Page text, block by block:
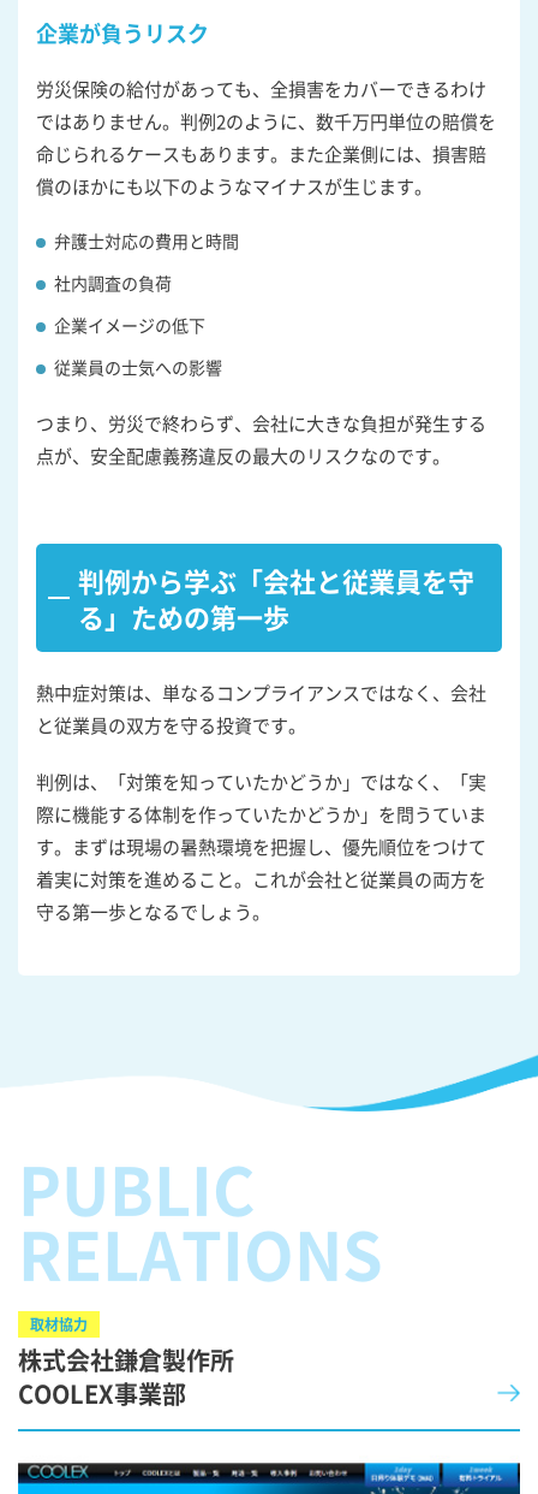
企業が負うリスク
労災保険の給付があっても、全損害をカバーできるわけ
ではありません。判例2のように、数千万円単位の賠償を
命じられるケースもあります。また企業側には、損害賠
償のほかにも以下のようなマイナスが生じます。
弁護士対応の費用と時間
社内調査の負荷
企業イメージの低下
従業員の士気への影響
つまり、労災で終わらず、会社に大きな負担が発生する
点が、安全配慮義務違反の最大のリスクなのです。
判例から学ぶ「会社と従業員を守
る」ための第一歩
熱中症対策は、単なるコンプライアンスではなく、会社
と従業員の双方を守る投資です。
判例は、「対策を知っていたかどうか」ではなく、「実
際に機能する体制を作っていたかどうか」を問うていま
す。まずは現場の暑熱環境を把握し、優先順位をつけて
着実に対策を進めること。これが会社と従業員の両方を
守る第一歩となるでしょう。
PUBLIC
RELATIONS
取材協力
株式会社鎌倉製作所
COOLEX事業部